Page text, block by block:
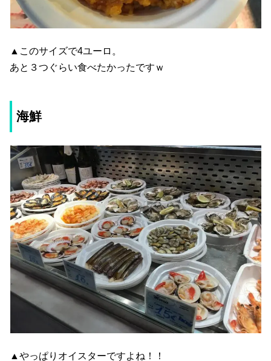
▲このサイズで4ユーロ。
あと３つぐらい食べたかったですｗ
海鮮
▲やっぱりオイスターですよね！！